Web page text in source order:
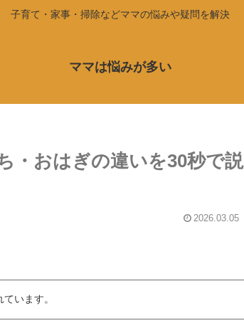
子育て・家事・掃除などママの悩みや疑問を解決
ママは悩みが多い
・おはぎの違いを30秒で説
2026.03.05
います。